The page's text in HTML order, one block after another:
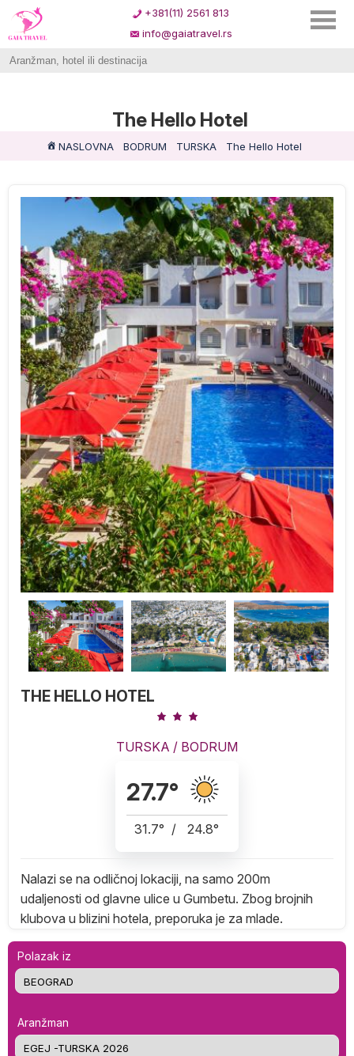
+381(11) 2561 813
info@gaiatravel.rs
The Hello Hotel
NASLOVNA BODRUM TURSKA The Hello Hotel
THE HELLO HOTEL
TURSKA / BODRUM
27.7°
31.7° / 24.8°
Nalazi se na odličnoj lokaciji, na samo 200m
udaljenosti od glavne ulice u Gumbetu. Zbog brojnih
klubova u blizini hotela, preporuka je za mlade.
Polazak iz
Aranžman